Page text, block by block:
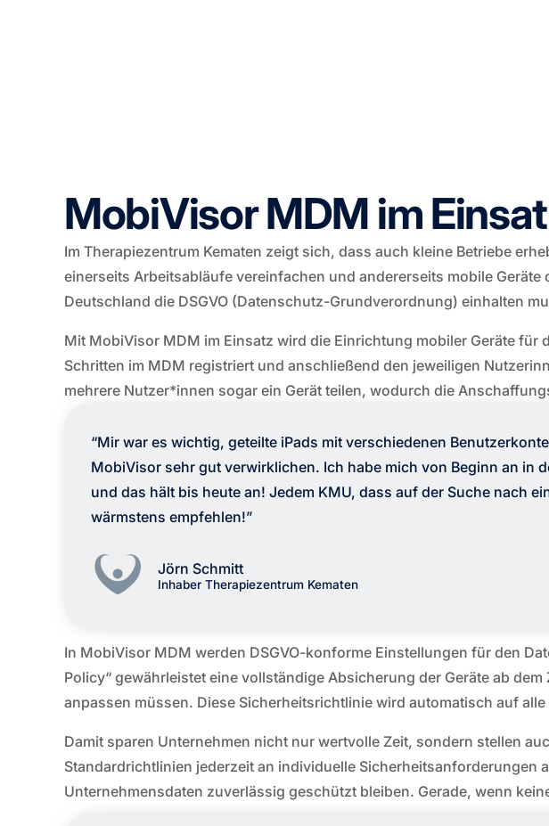
MobiVisor MDM im
Im Therapiezentrum Kematen zeigt sich, dass auch kleine Betriebe
einerseits Arbeitsabläufe vereinfachen und andererseits mobile
Deutschland die DSGVO (Datenschutz-Grundverordnung) einhalten
Mit MobiVisor MDM im Einsatz wird die Einrichtung mobiler Geräte
Schritten im MDM registriert und anschließend den jeweiligen
mehrere Nutzer*innen sogar ein Gerät teilen, wodurch die
“Mir war es wichtig, geteilte iPads mit verschiedenen
MobiVisor sehr gut verwirklichen. Ich habe mich von Beginn an
und das hält bis heute an! Jedem KMU, dass auf der Suche nach
wärmstens empfehlen!”
Jörn Schmitt
Inhaber Therapiezentrum Kematen
In MobiVisor MDM werden DSGVO-konforme Einstellungen für den
Policy“ gewährleistet eine vollständige Absicherung der Geräte ab
anpassen müssen. Diese Sicherheitsrichtlinie wird automatisch auf
Damit sparen Unternehmen nicht nur wertvolle Zeit, sondern stellen
Standardrichtlinien jederzeit an individuelle Sicherheitsanforderungen
Unternehmensdaten zuverlässig geschützt bleiben. Gerade, wenn